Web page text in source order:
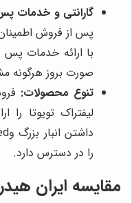
گارانتی و خدمات
پس از فروش
با ارائه خدمات
صورت بروز هرگونه
تنوع محصولات:
لیفتراک تویوتا را
را در دسترس دارد.
مقایسه ایران